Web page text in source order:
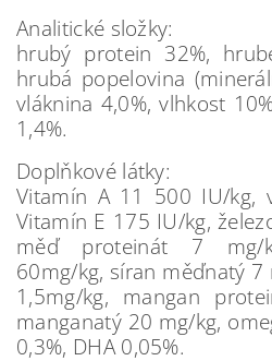
Analitické složky:
hrubý protein 32%,
hrubá popelovina
vláknina 4,0%, vlhkost
1,4%.
Doplňkové látky:
Vitamín A 11 500 IU/kg,
Vitamín E 175 IU/kg,
měď proteinát 7 mg/
60mg/kg, síran měďnatý
1,5mg/kg, mangan
manganatý 20 mg/kg,
0,3%, DHA 0,05%.